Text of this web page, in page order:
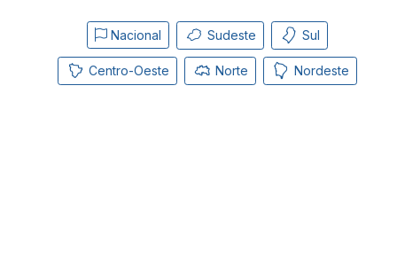
Nacional Sudeste Sul
Centro-Oeste Norte Nordeste